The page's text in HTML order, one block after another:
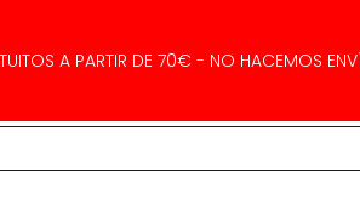
A PARTIR DE 70€ - NO HACEMOS